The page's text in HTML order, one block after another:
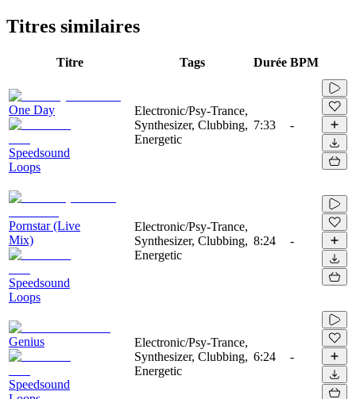
Titres similaires
Titre Tags Durée BPM
One Day
Speedsound
Loops
Electronic/Psy-Trance,
Synthesizer, Clubbing,
Energetic
7:33 -
Pornstar (Live
Mix)
Speedsound
Loops
Electronic/Psy-Trance,
Synthesizer, Clubbing,
Energetic
8:24 -
Genius
Speedsound
Electronic/Psy-Trance,
Synthesizer, Clubbing,
Energetic
6:24 -